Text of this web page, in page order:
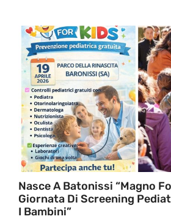
Nasce A Batonissi “Magno
Giornata Di Screening
I Bambini”